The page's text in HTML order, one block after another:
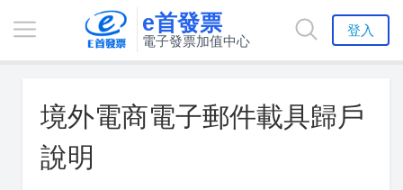
e首發票
電子發票加值中心
登入
境外電商電子郵件載具歸戶
說明